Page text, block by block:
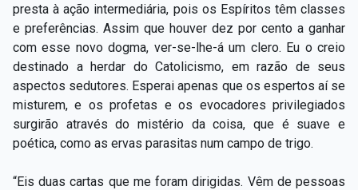
presta à ação intermediária, pois os Espíritos têm classes
e preferências. Assim que houver dez por cento a ganhar
com esse novo dogma, ver-se-lhe-á um clero. Eu o creio
destinado a herdar do Catolicismo, em razão de seus
aspectos sedutores. Esperai apenas que os espertos aí se
misturem, e os profetas e os evocadores privilegiados
surgirão através do mistério da coisa, que é suave e
poética, como as ervas parasitas num campo de trigo.
“Eis duas cartas que me foram dirigidas. Vêm de pessoas